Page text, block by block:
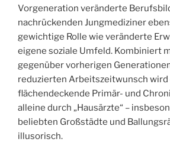
Vorgeneration veränderte
nachrückenden Jungmediziner
gewichtige Rolle wie veränderte
eigene soziale Umfeld. Kombiniert
gegenüber vorherigen
reduzierten Arbeitszeitwunsch wird
flächendeckende Primär- und
alleine durch „Hausärzte“ –
beliebten Großstädte und
illusorisch.